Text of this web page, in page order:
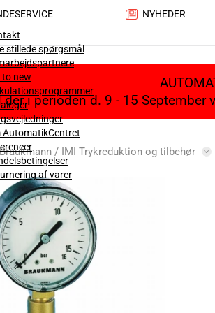
stillede spørgsmål
to new
AutomatikCentret
af varer
NYHEDER
der i perioden d. 9 - 15
Braukmann / IMI Trykreduktion og tilbehør